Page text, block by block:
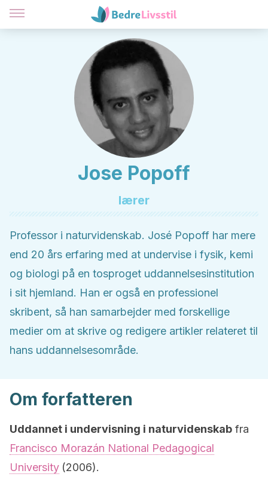
Jose Popoff
lærer
Professor i naturvidenskab. José Popoff har mere
end 20 års erfaring med at undervise i fysik, kemi
og biologi på en tosproget uddannelsesinstitution
i sit hjemland. Han er også en professionel
skribent, så han samarbejder med forskellige
medier om at skrive og redigere artikler relateret til
hans uddannelsesområde.
Om forfatteren
Uddannet i undervisning i naturvidenskab fra
Francisco Morazán National Pedagogical
University (2006).